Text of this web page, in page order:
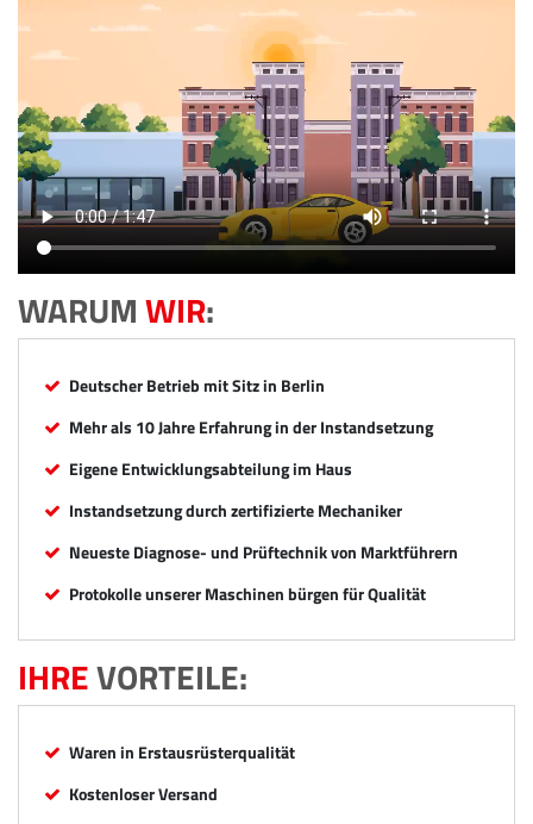
WARUMWIR:
Deutscher Betrieb mit Sitz in Berlin
Mehr als 10 Jahre Erfahrung in der Instandsetzung
Eigene Entwicklungsabteilung im Haus
Instandsetzung durch zertifizierte Mechaniker
Neueste Diagnose- und Prüftechnik von Marktführern
Protokolle unserer Maschinen bürgen für Qualität
IHREVORTEILE:
Waren in Erstausrüsterqualität
Kostenloser Versand